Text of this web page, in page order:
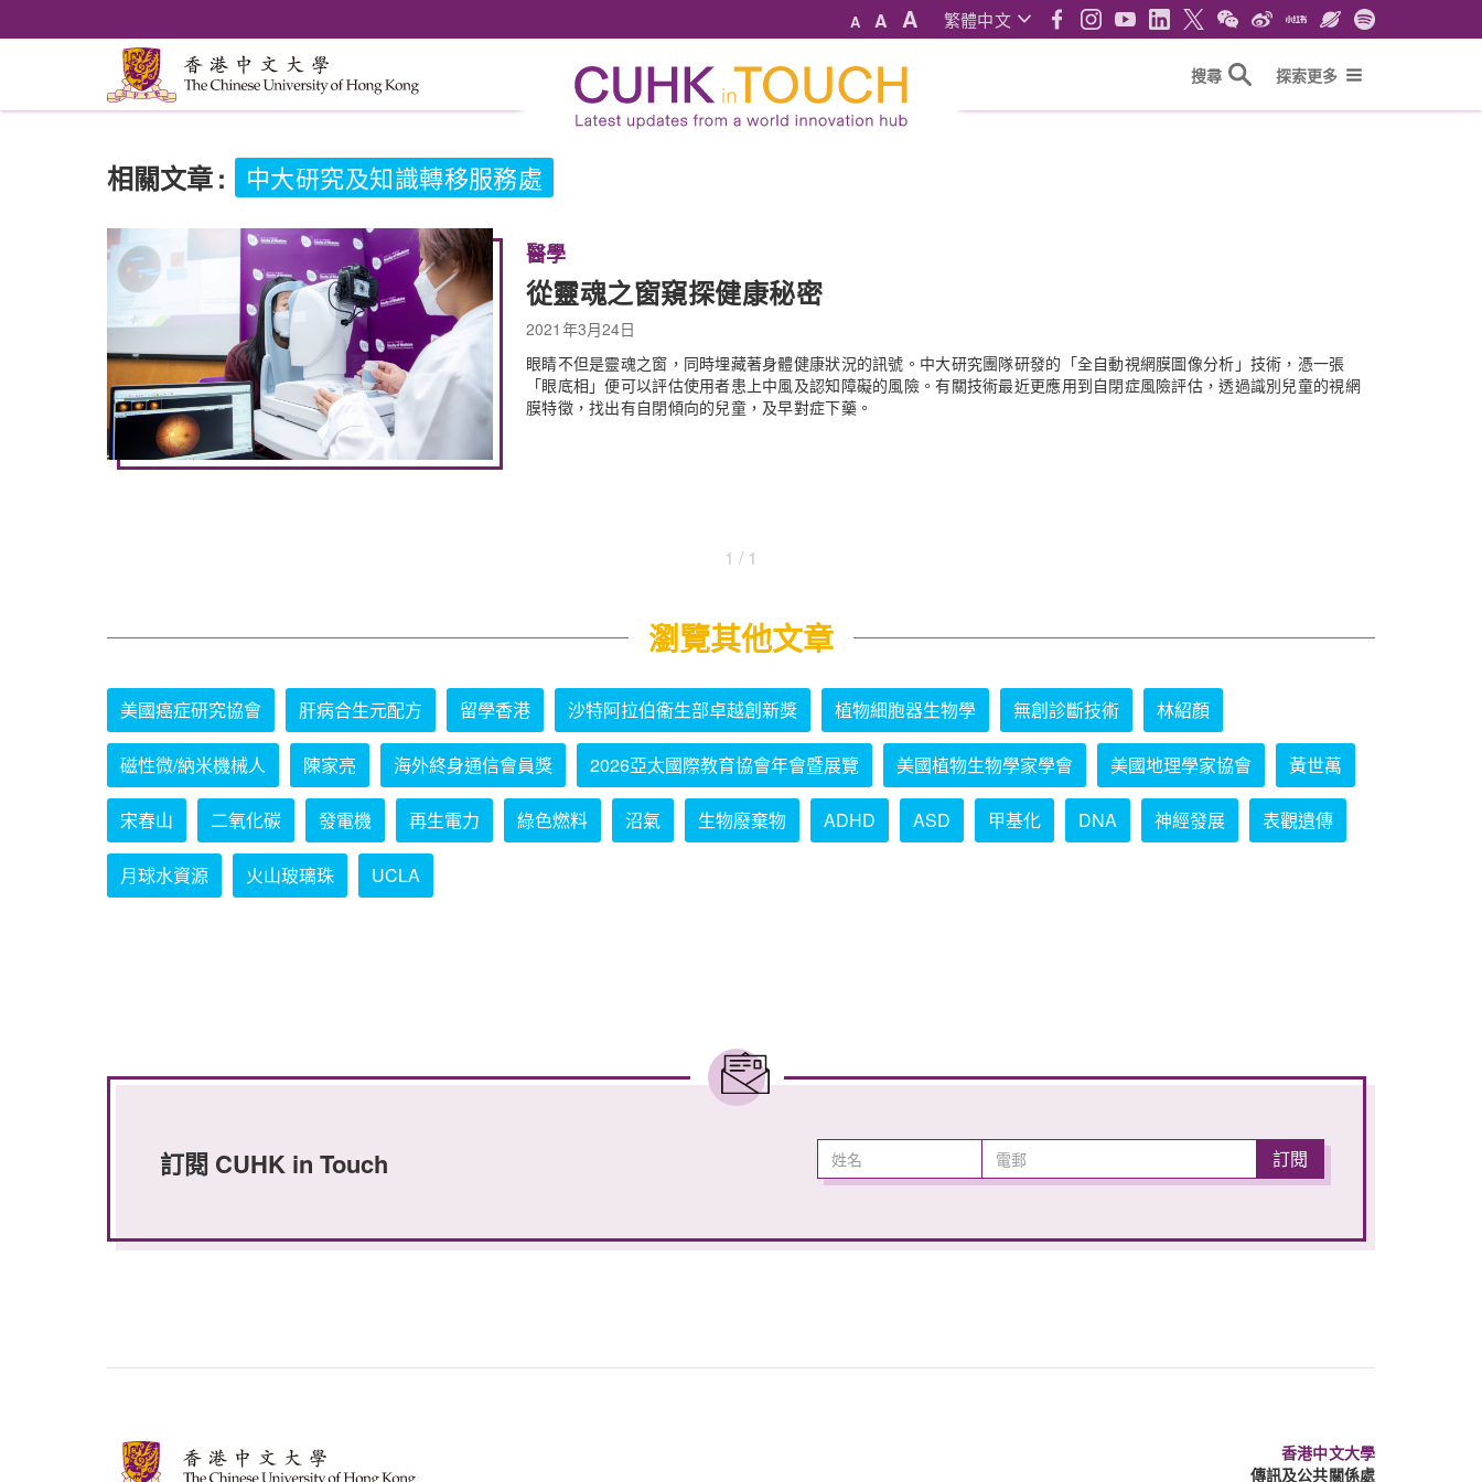
A A A 繁體中文
搜尋 探索更多
相關文章: 中大研究及知識轉移服務處
醫學
從靈魂之窗窺探健康秘密
2021年3月24日
眼睛不但是靈魂之窗，同時埋藏著身體健康狀況的訊號。中大研究團隊研發的「全自動視網膜圖像分析」技術，憑一張
「眼底相」便可以評估使用者患上中風及認知障礙的風險。有關技術最近更應用到自閉症風險評估，透過識別兒童的視網
膜特徵，找出有自閉傾向的兒童，及早對症下藥。
1 / 1
瀏覽其他文章
美國癌症研究協會 肝病合生元配方 留學香港 沙特阿拉伯衞生部卓越創新獎 植物細胞器生物學 無創診斷技術 林紹顏
磁性微/納米機械人 陳家亮 海外終身通信會員獎 2026亞太國際教育協會年會暨展覽 美國植物生物學家學會 美國地理學家協會 黃世萬
宋春山 二氧化碳 發電機 再生電力 綠色燃料 沼氣 生物廢棄物 ADHD ASD 甲基化 DNA 神經發展 表觀遺傳
月球水資源 火山玻璃珠 UCLA
訂閱 CUHK in Touch
香港中文大學
傳訊及公共關係處